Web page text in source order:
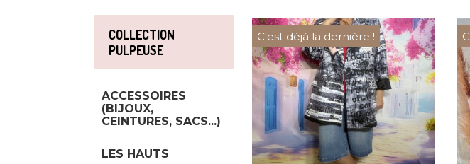
COLLECTION
PULPEUSE
ACCESSOIRES
(BIJOUX,
CEINTURES, SACS...)
LES HAUTS
C'est déjà la dernière !